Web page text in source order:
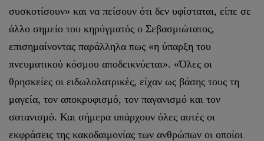
συσκοτίσουν» και να πείσουν ότι δεν υφίσταται, είπε σε
άλλο σημείο του κηρύγματός ο Σεβασμιώτατος,
επισημαίνοντας παράλληλα πως «η ύπαρξη του
πνευματικού κόσμου αποδεικνύεται». «Όλες οι
θρησκείες οι ειδωλολατρικές, είχαν ως βάσης τους τη
μαγεία, τον αποκρυφισμό, τον παγανισμό και τον
σατανισμό. Και σήμερα υπάρχουν όλες αυτές οι
εκφράσεις της κακοδαιμονίας των ανθρώπων οι οποίοι